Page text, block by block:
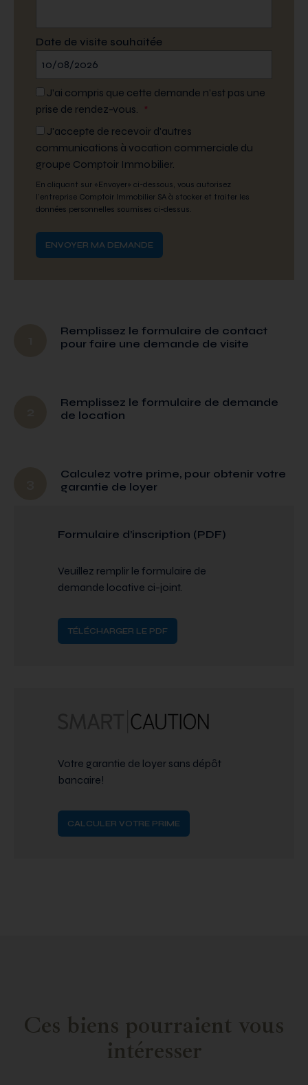
Date de visite souhaitée
J’ai compris que cette demande n’est pas une
prise de rendez-vous. *
J'accepte de recevoir d'autres
communications à vocation commerciale du
groupe Comptoir Immobilier.
En cliquant sur «Envoyer» ci-dessous, vous autorisez
l'entreprise Comptoir Immobilier SA à stocker et traiter les
données personnelles soumises ci-dessus.
Remplissez le formulaire de contact
pour faire une demande de visite
Remplissez le formulaire de demande
de location
Calculez votre prime, pour obtenir votre
garantie de loyer
Formulaire d’inscription (PDF)
Veuillez remplir le formulaire de
demande locative ci-joint.
TÉLÉCHARGER LE PDF
Votre garantie de loyer sans dépôt
bancaire!
CALCULER VOTRE PRIME
Ces biens pourraient vous
intéresser